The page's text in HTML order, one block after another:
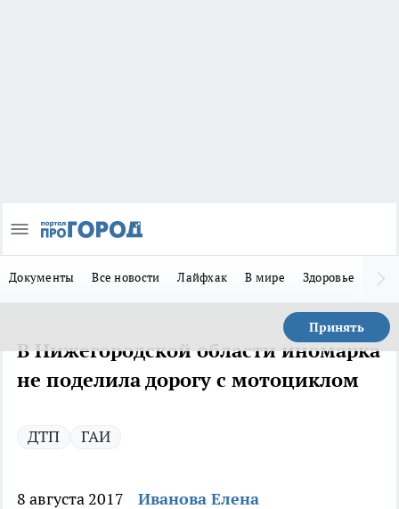
Документы Все новости Лайфхак В мире Здоровье
Принять
В Нижегородской области иномарка
не поделила дорогу с мотоциклом
ДТП ГАИ
8 августа 2017
Иванова Елена